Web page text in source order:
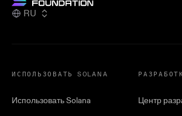
RU
ИСПОЛЬЗОВАТЬ SOLANA
Использовать Solana Центр